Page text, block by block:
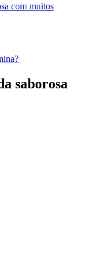
com muitos
saborosa